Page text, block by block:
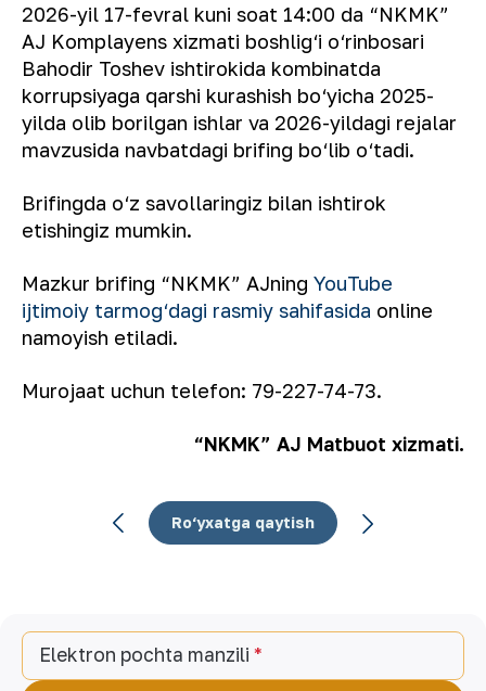
2026-yil 17-fevral kuni soat 14:00 da “NKMK”
AJ Komplayens xizmati boshlig‘i o‘rinbosari
Bahodir Toshev ishtirokida kombinatda
korrupsiyaga qarshi kurashish bo‘yicha 2025-
yilda olib borilgan ishlar va 2026-yildagi rejalar
mavzusida navbatdagi brifing bo‘lib o‘tadi.
Brifingda o‘z savollaringiz bilan ishtirok
etishingiz mumkin.
Mazkur brifing “NKMK” AJning YouTube
ijtimoiy tarmog‘dagi rasmiy sahifasida online
namoyish etiladi.
Murojaat uchun telefon: 79-227-74-73.
“NKMK” AJ Matbuot xizmati.
Ro‘yxatga qaytish
Elektron pochta manzili